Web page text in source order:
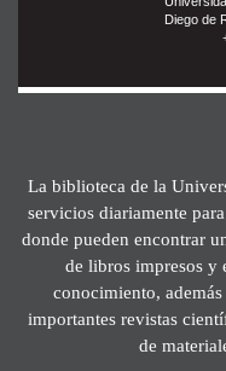
Diego de
La biblioteca de la
servicios diariamente
donde pueden encontrar
de libros impresos y
conocimiento,
importantes revistas
de